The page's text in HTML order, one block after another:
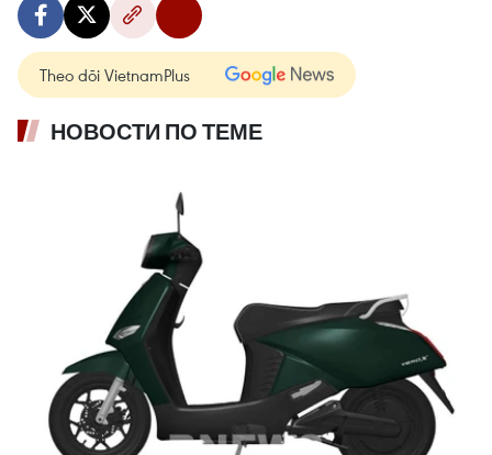
Theo dõi VietnamPlus
НОВОСТИ ПО ТЕМЕ